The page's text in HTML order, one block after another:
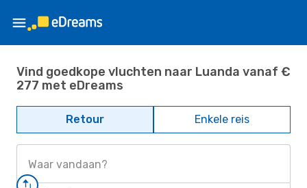
Vind goedkope vluchten naar Luanda vanaf €
277 met eDreams
Retour Enkele reis
Waar vandaan?